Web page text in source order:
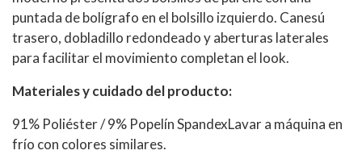
puntada de bolígrafo en el bolsillo izquierdo. Canesú
trasero, dobladillo redondeado y aberturas laterales
para facilitar el movimiento completan el look.
Materiales y cuidado del producto:
91% Poliéster / 9% Popelín SpandexLavar a máquina en
frío con colores similares.